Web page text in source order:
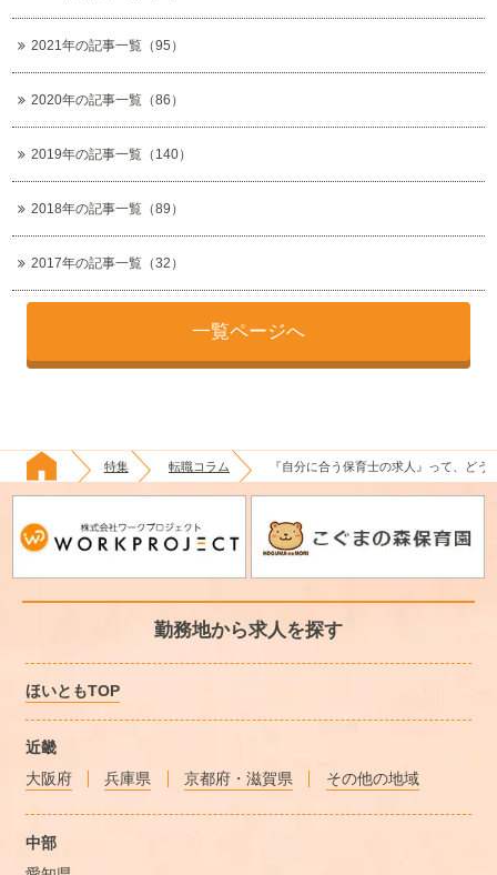
2021年の記事一覧（95）
2020年の記事一覧（86）
2019年の記事一覧（140）
2018年の記事一覧（89）
2017年の記事一覧（32）
一覧ページへ
特集 転職コラム 『自分に合う保育士の求人』って、どう
勤務地から求人を探す
ほいともTOP
近畿
大阪府
兵庫県 京都府・滋賀県 その他の地域
中部